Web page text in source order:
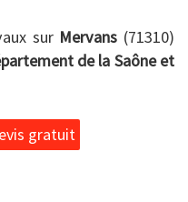
sur Mervans (71310)
de la Saône et
gratuit